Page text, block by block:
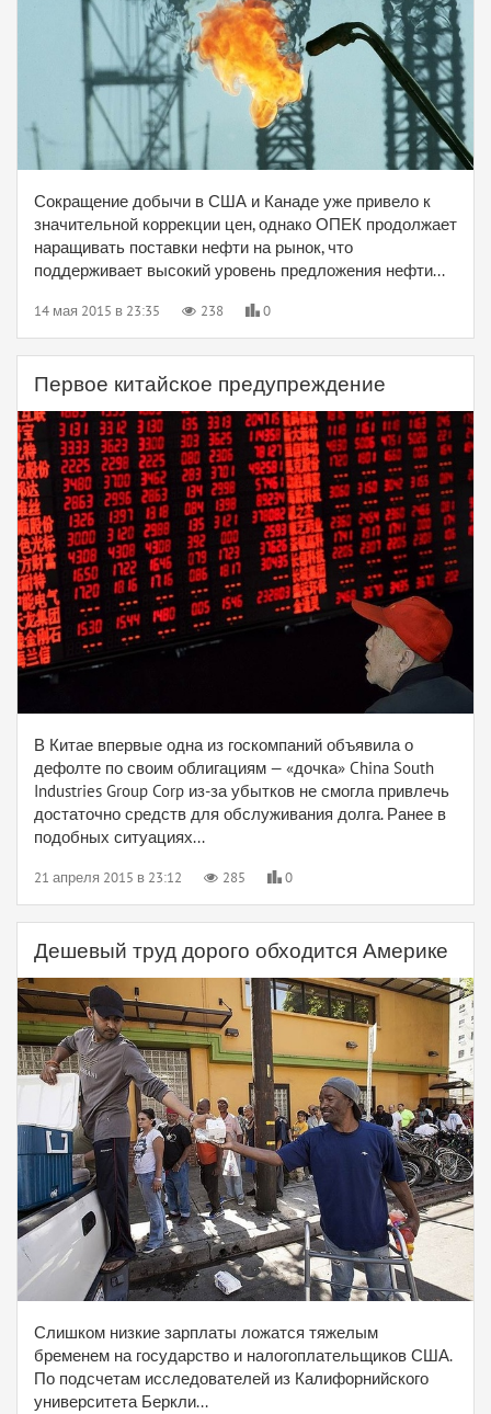
Сокращение добычи в США и Канаде уже привело к
значительной коррекции цен, однако ОПЕК продолжает
наращивать поставки нефти на рынок, что
поддерживает высокий уровень предложения нефти...
14 мая 2015 в 23:35 238 0
Первое китайское предупреждение
В Китае впервые одна из госкомпаний объявила о
дефолте по своим облигациям — «дочка» China South
Industries Group Corp из-за убытков не смогла привлечь
достаточно средств для обслуживания долга. Ранее в
подобных ситуациях...
21 апреля 2015 в 23:12 285 0
Дешевый труд дорого обходится Америке
Слишком низкие зарплаты ложатся тяжелым
бременем на государство и налогоплательщиков США.
По подсчетам исследователей из Калифорнийского
университета Беркли...